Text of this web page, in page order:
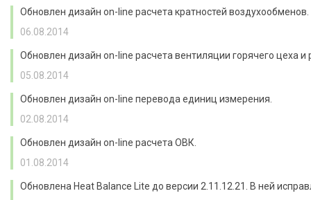
Обновлен дизайн on-line расчета кратностей воздухообменов.
06.08.2014
Обновлен дизайн on-line расчета вентиляции горячего цеха и
05.08.2014
Обновлен дизайн on-line перевода единиц измерения.
02.08.2014
Обновлен дизайн on-line расчета ОВК.
01.08.2014
Обновлена Heat Balance Lite до версии 2.11.12.21. В ней